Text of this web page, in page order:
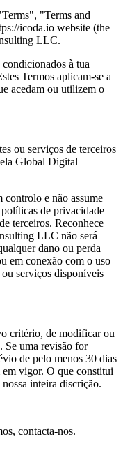
"Terms and
icoda.io website (the
LLC.
à tua
Termos aplicam-se a
acedam ou utilizem o
ou serviços de terceiros
Global Digital
e não assume
de privacidade
terceiros. Reconhece
LLC não será
dano ou perda
em conexão com o uso
serviços disponíveis
critério, de modificar ou
Se uma revisão for
de pelo menos 30 dias
em vigor. O que constitui
inteira discrição.
contacta-nos.